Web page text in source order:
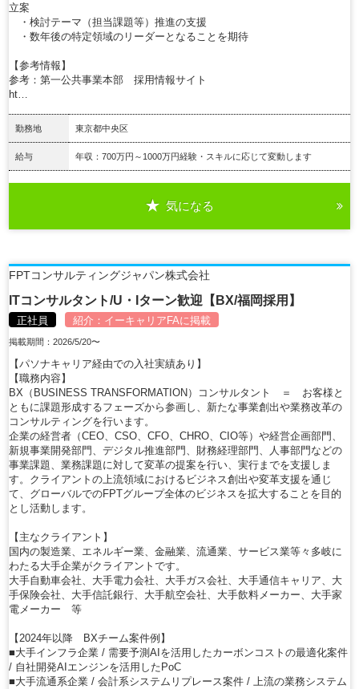
立案
・検討テーマ（担当課題等）推進の支援
・数年後の特定領域のリーダーとなることを期待
【参考情報】
参考：第一公共事業本部 採用情報サイト
ht…
勤務地 東京都中央区
給与 年収：700万円～1000万円経験・スキルに応じて変動します
気になる
FPTコンサルティングジャパン株式会社
ITコンサルタント/U・Iターン歓迎【BX/福岡採用】
正社員 紹介： イーキャリアFAに掲載
掲載期間：2026/5/20〜
【パソナキャリア経由での入社実績あり】
【職務内容】
BX（BUSINESS TRANSFORMATION）コンサルタント ＝ お客様と
ともに課題形成するフェーズから参画し、新たな事業創出や業務改革の
コンサルティングを行います。
企業の経営者（CEO、CSO、CFO、CHRO、CIO等）や経営企画部門、
新規事業開発部門、デジタル推進部門、財務経理部門、人事部門などの
事業課題、業務課題に対して変革の提案を行い、実行までを支援しま
す。クライアントの上流領域におけるビジネス創出や変革支援を通じ
て、グローバルでのFPTグループ全体のビジネスを拡大することを目的
とし活動します。
【主なクライアント】
国内の製造業、エネルギー業、金融業、流通業、サービス業等々多岐に
わたる大手企業がクライアントです。
大手自動車会社、大手電力会社、大手ガス会社、大手通信キャリア、大
手保険会社、大手信託銀行、大手航空会社、大手飲料メーカー、大手家
電メーカー 等
【2024年以降 BXチーム案件例】
■大手インフラ企業 / 需要予測AIを活用したカーボンコストの最適化案件
/ 自社開発AIエンジンを活用したPoC
■大手流通系企業 / 会計系システムリプレース案件 / 上流の業務システム